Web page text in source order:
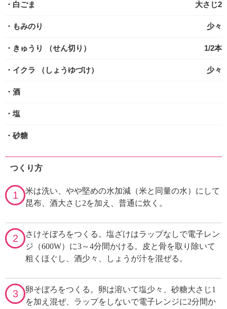
・白ごま 大さじ2
・もみのり 少々
・きゅうり （せん切り） 1/2本
・イクラ （しょうゆづけ） 少々
・酒
・塩
・砂糖
つくり方
1
米は洗い、やや堅めの水加減（米と同量の水）にして
昆布、酒大さじ2を加え、普通に炊く。
2
さけそぼろをつくる。塩ざけはラップなしで電子レン
ジ（600W）に3～4分間かける。皮と骨を取り除いて
粗くほぐし、酒少々、しょうが汁を混ぜる。
3
卵そぼろをつくる。卵は溶いて塩少々、砂糖大さじ1
を加え混ぜ、ラップをしないで電子レンジに2分間か